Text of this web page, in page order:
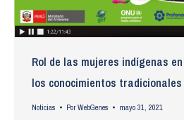
Rol de las mujeres indígenas
los conocimientos tradicionales
Noticias PorWebGenes mayo 31, 2021